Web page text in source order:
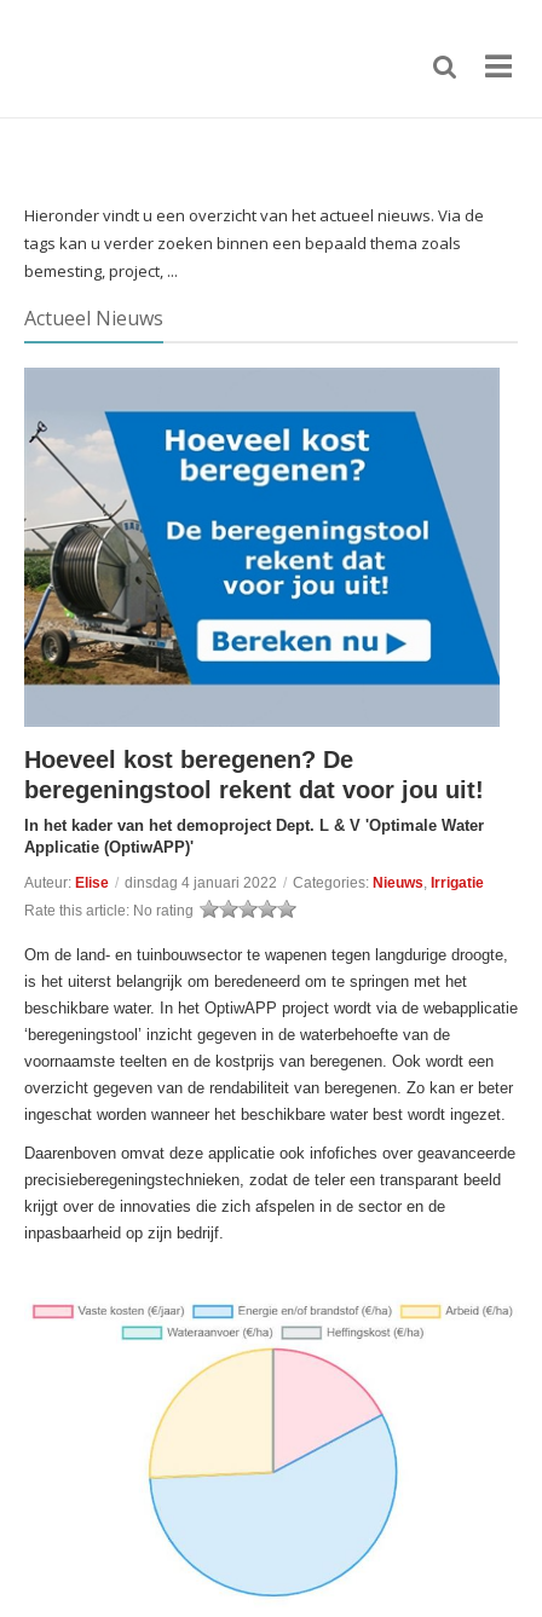
Hieronder vindt u een overzicht van het actueel nieuws. Via de
tags kan u verder zoeken binnen een bepaald thema zoals
bemesting, project, ...
Actueel Nieuws
Hoeveel kost beregenen? De
beregeningstool rekent dat voor jou uit!
In het kader van het demoproject Dept. L & V 'Optimale Water
Applicatie (OptiwAPP)'
Auteur: Elise / dinsdag 4 januari 2022 / Categories: Nieuws Irrigatie
Rate this article: No rating
Om de land- en tuinbouwsector te wapenen tegen langdurige droogte,
is het uiterst belangrijk om beredeneerd om te springen met het
beschikbare water. In het OptiwAPP project wordt via de webapplicatie
‘beregeningstool’ inzicht gegeven in de waterbehoefte van de
voornaamste teelten en de kostprijs van beregenen. Ook wordt een
overzicht gegeven van de rendabiliteit van beregenen. Zo kan er beter
ingeschat worden wanneer het beschikbare water best wordt ingezet.
Daarenboven omvat deze applicatie ook infofiches over geavanceerde
precisieberegeningstechnieken, zodat de teler een transparant beeld
krijgt over de innovaties die zich afspelen in de sector en de
inpasbaarheid op zijn bedrijf.